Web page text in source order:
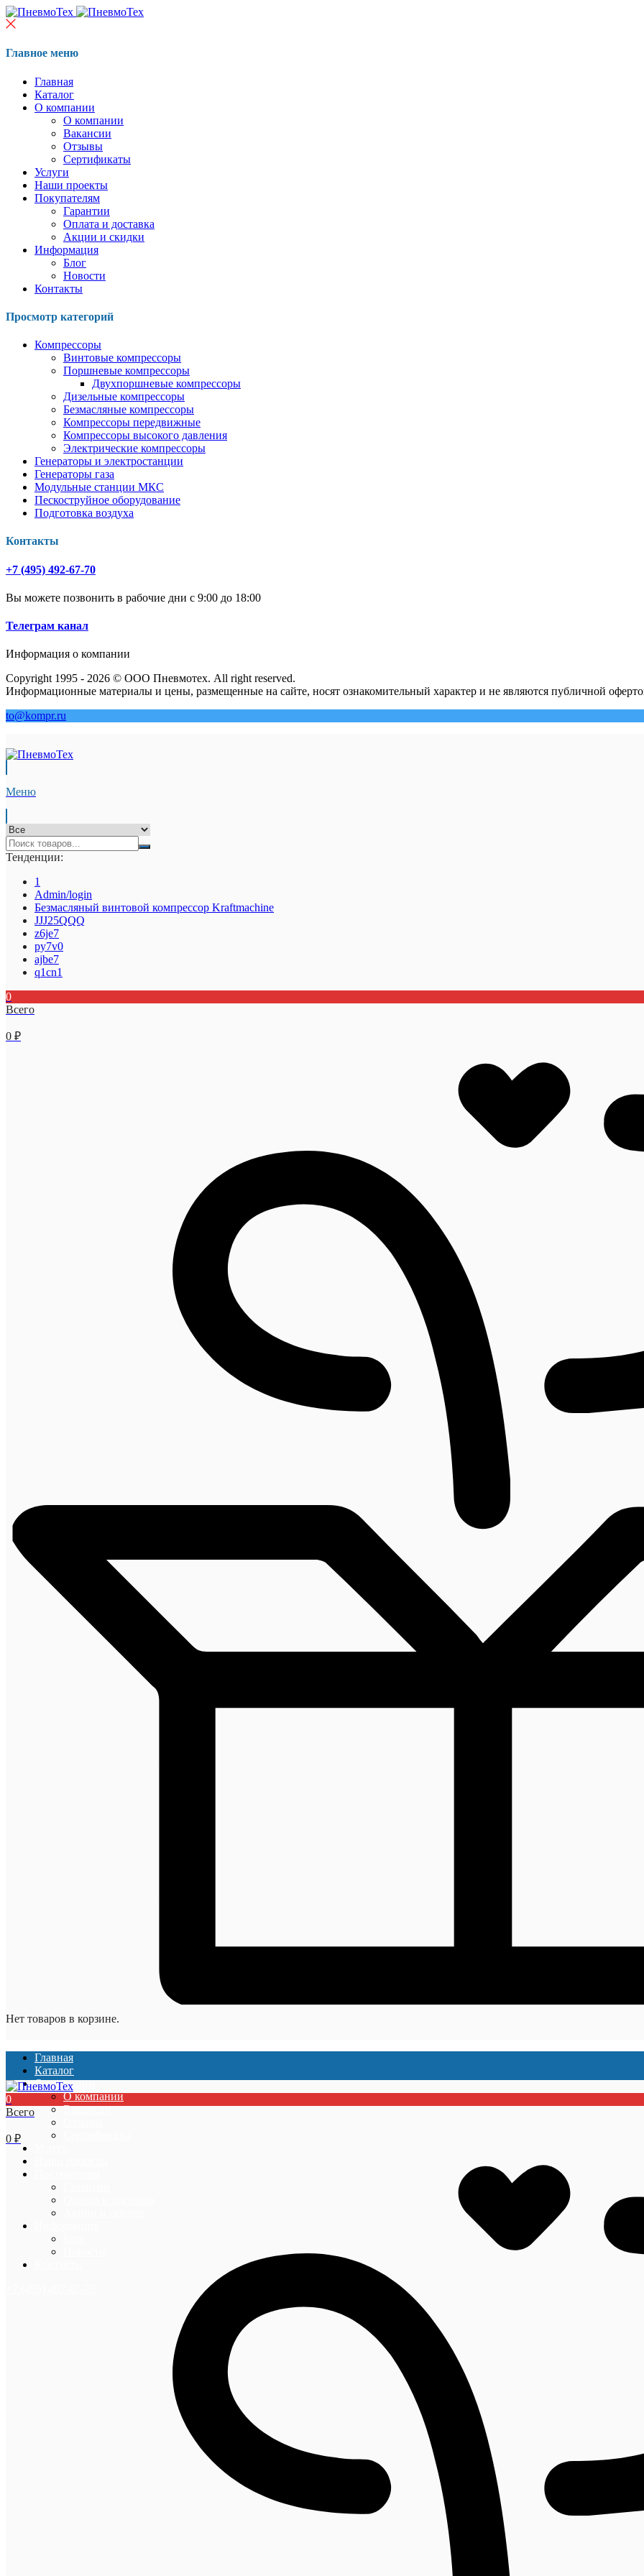
Главное меню
Главная
Каталог
О компании
О компании
Вакансии
Отзывы
Сертификаты
Услуги
Наши проекты
Покупателям
Гарантии
Оплата и доставка
Акции и скидки
Информация
Блог
Новости
Контакты
Просмотр категорий
Компрессоры
Винтовые компрессоры
Поршневые компрессоры
Двухпоршневые компрессоры
Дизельные компрессоры
Безмасляные компрессоры
Компрессоры передвижные
Компрессоры высокого давления
Электрические компрессоры
Генераторы и электростанции
Генераторы газа
Модульные станции МКС
Пескоструйное оборудование
Подготовка воздуха
Контакты
+7 (495) 492-67-70
Вы можете позвонить в рабочие дни с 9:00 до 18:00
Телеграм канал
Информация о компании
Copyright 1995 - 2026 © ООО Пневмотех. All right reserved.
Информационные материалы и цены, размещенные на сайте, носят ознакомительный характер и не являются публичной
to@kompr.ru
Меню
Тенденции:
1
Admin/login
Безмасляный винтовой компрессор Kraftmaсhine
JJJ25QQQ
z6je7
py7v0
ajbe7
q1cn1
0
Всего
0 ₽
Нет товаров в корзине.
Главная
Каталог
О компании
О компании
Вакансии
0
Всего
0 ₽